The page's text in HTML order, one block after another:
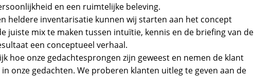
en een ruimtelijke beleving.
heldere inventarisatie kunnen wij starten aan het concept
juiste mix te maken tussen intuïtie, kennis en de briefing van de
een conceptueel verhaal.
hoe onze gedachtesprongen zijn geweest en nemen de klant
onze gedachten. We proberen klanten uitleg te geven aan de